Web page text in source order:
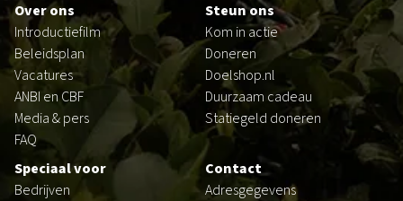
Over ons
Introductiefilm
Beleidsplan
Vacatures
ANBI en CBF
Media & pers
FAQ
Steun ons
Kom in actie
Doneren
Doelshop.nl
Duurzaam cadeau
Statiegeld doneren
Speciaal voor
Bedrijven
Contact
Adresgegevens